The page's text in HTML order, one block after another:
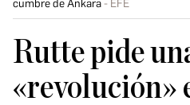
cumbre de Ankara
EFE
Rutte pide
«revolución»